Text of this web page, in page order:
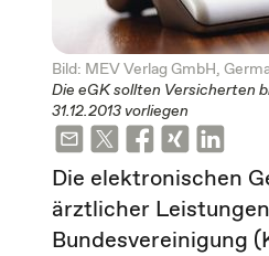
Bild: MEV Verlag GmbH,
Die eGK sollten Versicherten
31.12.2013 vorliegen
Die elektronischen
ärztlicher
Bundesvereinigung